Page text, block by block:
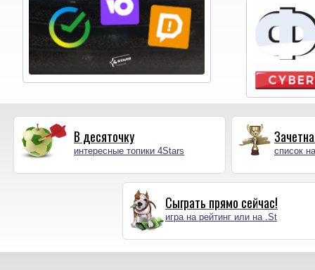
В десяточку
интересные топики 4Stars список
Сыграть прямо сейчас!
игра на рейтинг или на .St